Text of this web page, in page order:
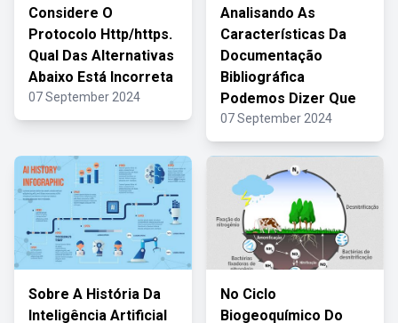
Considere O
Protocolo Http/https.
Qual Das Alternativas
Abaixo Está Incorreta
07 September 2024
Analisando As
Características Da
Documentação
Bibliográfica
Podemos Dizer Que
07 September 2024
Sobre A História Da
Inteligência Artificial
No Ciclo
Biogeoquímico Do